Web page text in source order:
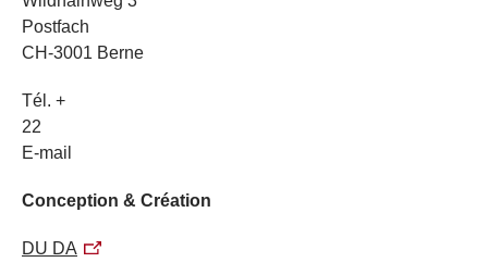
Postfach
CH-3001 Berne
Tél. +
22
E-mail
Conception & Création
DU DA